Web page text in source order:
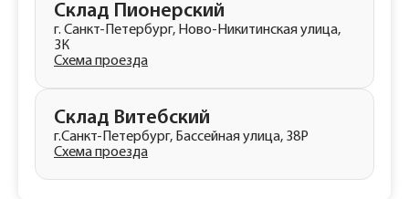
Склад Пионерский
г. Санкт-Петербург, Ново-Никитинская улица,
3К
Схема проезда
Склад Витебский
г.Санкт-Петербург, Бассейная улица, 38Р
Схема проезда